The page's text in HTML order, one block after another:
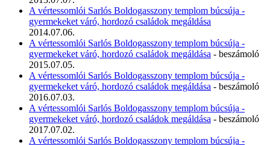
A vértessomlói Sarlós Boldogasszony templom búcsúja -
gyermekeket váró, hordozó családok megáldása
2014.07.06.
A vértessomlói Sarlós Boldogasszony templom búcsúja -
gyermekeket váró, hordozó családok megáldása - beszámoló
2015.07.05.
A vértessomlói Sarlós Boldogasszony templom búcsúja -
gyermekeket váró, hordozó családok megáldása - beszámoló
2016.07.03.
A vértessomlói Sarlós Boldogasszony templom búcsúja -
gyermekeket váró, hordozó családok megáldása - beszámoló
2017.07.02.
A vértessomlói Sarlós Boldogasszony templom búcsúja -